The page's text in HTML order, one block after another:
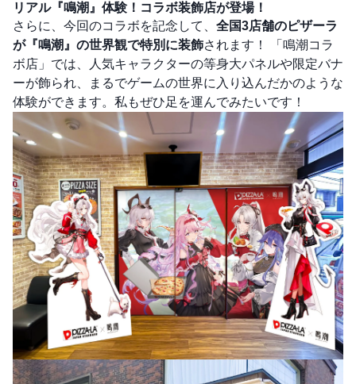
リアル『鳴潮』体験！コラボ装飾店が登場！
さらに、今回のコラボを記念して、 全国3店舗のピザーラ
が『鳴潮』の世界観で特別に装飾されます！ 「鳴潮コラ
ボ店」では、人気キャラクターの等身大パネルや限定バナ
ーが飾られ、まるでゲームの世界に入り込んだかのような
体験ができます。私もぜひ足を運んでみたいです！